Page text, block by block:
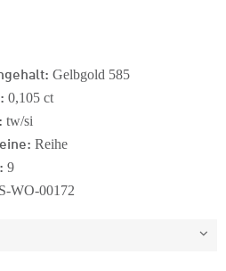
Gelbgold 585
0,105 ct
tw/si
Reihe
9
WO-00172